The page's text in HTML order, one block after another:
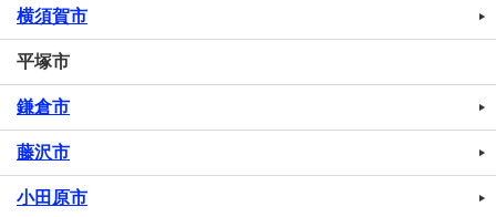
横須賀市
平塚市
鎌倉市
藤沢市
小田原市